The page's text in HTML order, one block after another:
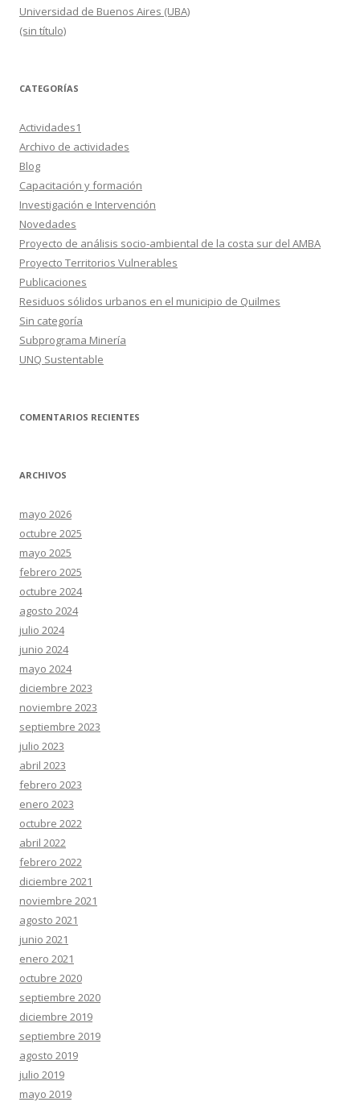
Universidad de Buenos Aires (UBA)
(sin título)
CATEGORÍAS
Actividades1
Archivo de actividades
Blog
Capacitación y formación
Investigación e Intervención
Novedades
Proyecto de análisis socio-ambiental de la costa sur del AMBA
Proyecto Territorios Vulnerables
Publicaciones
Residuos sólidos urbanos en el municipio de Quilmes
Sin categoría
Subprograma Minería
UNQ Sustentable
COMENTARIOS RECIENTES
ARCHIVOS
mayo 2026
octubre 2025
mayo 2025
febrero 2025
octubre 2024
agosto 2024
julio 2024
junio 2024
mayo 2024
diciembre 2023
noviembre 2023
septiembre 2023
julio 2023
abril 2023
febrero 2023
enero 2023
octubre 2022
abril 2022
febrero 2022
diciembre 2021
noviembre 2021
agosto 2021
junio 2021
enero 2021
octubre 2020
septiembre 2020
diciembre 2019
septiembre 2019
agosto 2019
julio 2019
mayo 2019